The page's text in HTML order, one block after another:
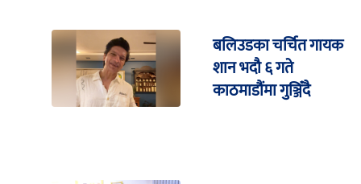
बलिउडका चर्चित गायक
शान भदौ ६ गते
काठमाडौंमा गुञ्जिँदै